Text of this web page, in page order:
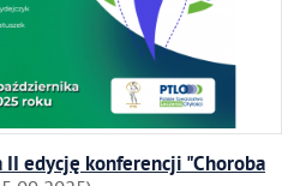
II edycję konferencji "Choroba